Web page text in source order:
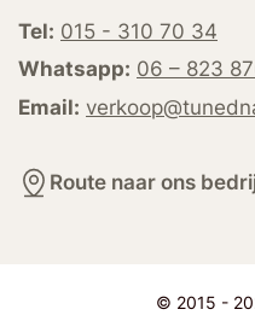
Tel: 015 - 310 70 34
Whatsapp: 06 – 823
Email:
Route naar ons
© 2015 -